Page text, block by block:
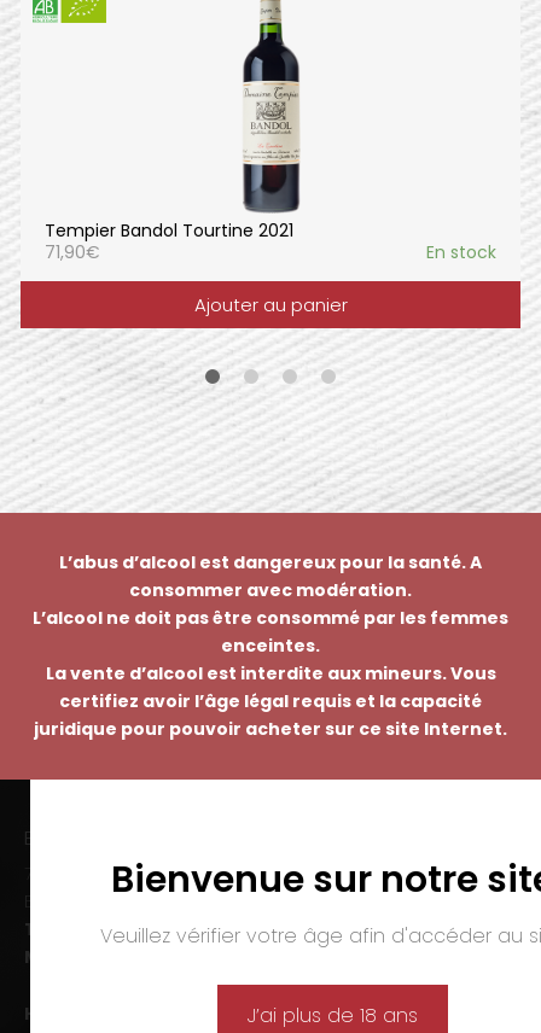
Tempier Bandol Tourtine 2021
71,90€ En stock
Ajouter au panier
L’abus d’alcool est dangereux pour la santé. A
consommer avec modération.
L’alcool ne doit pas être consommé par les femmes
enceintes.
La vente d’alcool est interdite aux mineurs. Vous
certifiez avoir l’âge légal requis et la capacité
juridique pour pouvoir acheter sur ce site Internet.
Bienvenue sur notre
Veuillez vérifier votre âge afin d'accéder au
J’ai plus de 18 ans
EMMANUEL NASTI
7 avenue Pierre Pflimlin – ZAC Espale
Tél. :
03 89 46 50 35
Mail :
Horaires d’ouverture :